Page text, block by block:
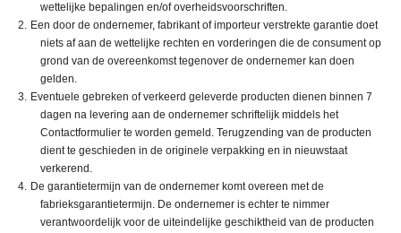
wettelijke bepalingen en/of overheidsvoorschriften.
Een door de ondernemer, fabrikant of importeur verstrekte garantie doet
niets af aan de wettelijke rechten en vorderingen die de consument op
grond van de overeenkomst tegenover de ondernemer kan doen
gelden.
Eventuele gebreken of verkeerd geleverde producten dienen binnen 7
dagen na levering aan de ondernemer schriftelijk middels het
Contactformulier te worden gemeld. Terugzending van de producten
dient te geschieden in de originele verpakking en in nieuwstaat
verkerend.
De garantietermijn van de ondernemer komt overeen met de
fabrieksgarantietermijn. De ondernemer is echter te nimmer
verantwoordelijk voor de uiteindelijke geschiktheid van de producten